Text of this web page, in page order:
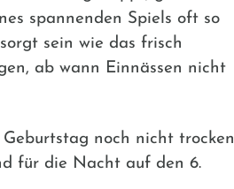
spannenden Spiels oft so
sein wie das frisch
ab wann Einnässen nicht
noch nicht trocken
für die Nacht auf den 6.